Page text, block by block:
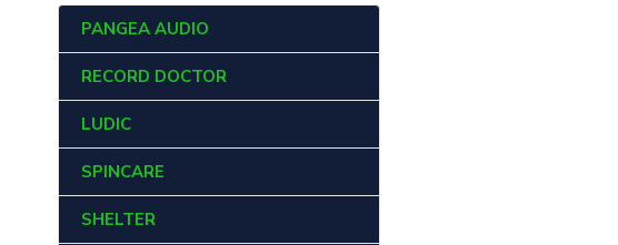
PANGEA AUDIO
RECORD DOCTOR
LUDIC
SPINCARE
SHELTER